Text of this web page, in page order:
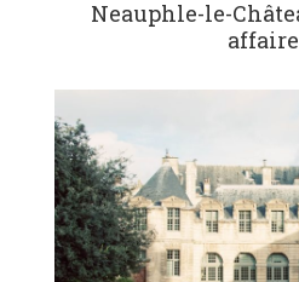
Neauphle-le-